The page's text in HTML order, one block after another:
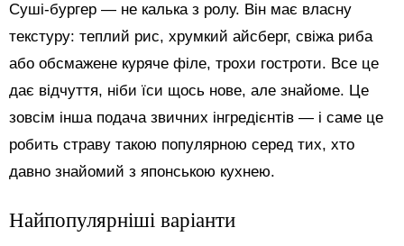
Суші-бургер — не калька з ролу. Він має власну
текстуру: теплий рис, хрумкий айсберг, свіжа риба
або обсмажене куряче філе, трохи гостроти. Все це
дає відчуття, ніби їси щось нове, але знайоме. Це
зовсім інша подача звичних інгредієнтів — і саме це
робить страву такою популярною серед тих, хто
давно знайомий з японською кухнею.
Найпопулярніші варіанти